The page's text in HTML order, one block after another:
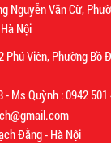
Nguyễn Văn Cừ,
Nội
Viên, Phường Bồ
Ms Quỳnh : 0942 501
Đằng - Hà Nội